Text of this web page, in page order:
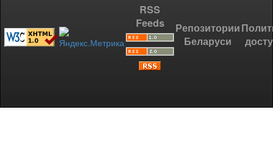
RSS
Feeds
Репозитории
Беларуси